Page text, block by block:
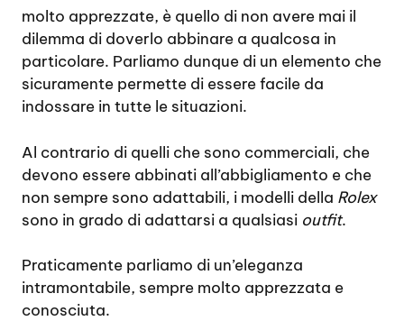
molto apprezzate, è quello di non avere mai il
dilemma di doverlo abbinare a qualcosa in
particolare. Parliamo dunque di un elemento che
sicuramente permette di essere facile da
indossare in tutte le situazioni.
Al contrario di quelli che sono commerciali, che
devono essere abbinati all’abbigliamento e che
non sempre sono adattabili, i modelli della Rolex
sono in grado di adattarsi a qualsiasi outfit.
Praticamente parliamo di un’eleganza
intramontabile, sempre molto apprezzata e
conosciuta.